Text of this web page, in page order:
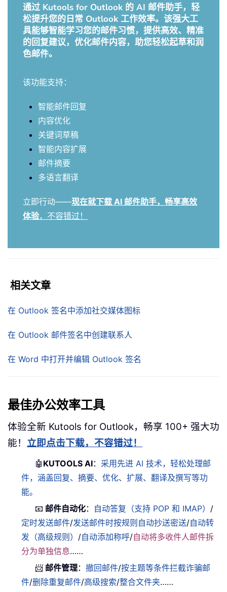
通过 Kutools for Outlook 的 AI 邮件助手，轻
松提升您的日常 Outlook 工作效率。该强大工
具能够智能学习您的邮件习惯，提供高效、精准
的回复建议，优化邮件内容，助您轻松起草和润
色邮件。
该功能支持：
智能邮件回复
内容优化
关键词草稿
智能内容扩展
邮件摘要
多语言翻译
立即行动——现在就下载 AI 邮件助手，畅享高效
体验，不容错过！
相关文章
在 Outlook 签名中添加社交媒体图标
在 Outlook 邮件签名中创建联系人
在 Word 中打开并编辑 Outlook 签名
最佳办公效率工具
体验全新 Kutools for Outlook，畅享 100+ 强大功
能！ 立即点击下载，不容错过！
🤖 KUTOOLS AI： 采用先进 AI 技术，轻松处理邮
件，涵盖回复、摘要、优化、扩展、翻译及撰写等功
能。
📧 邮件自动化： 自动答复（支持 POP 和 IMAP） /
定时发送邮件/发送邮件时按规则自动抄送密送/自动转
发（高级规则） /自动添加称呼/自动将多收件人邮件拆
分为单独信息……
📨 邮件管理：撤回邮件/按主题等条件拦截诈骗邮
件/删除重复邮件/高级搜索/整合文件夹……